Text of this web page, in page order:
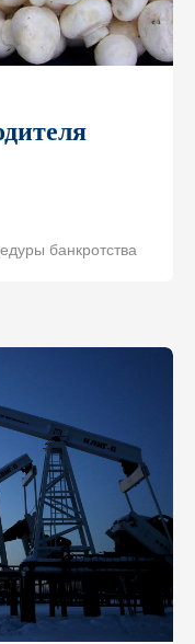
банкротства